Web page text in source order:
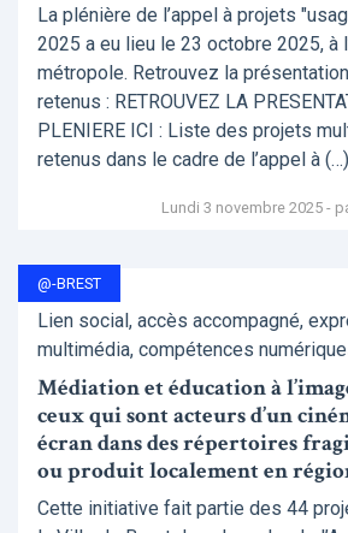
La plénière de l’appel à projets
2025 a eu lieu le 23 octobre 2025, à
métropole. Retrouvez la
retenus : RETROUVEZ LA
PLENIERE ICI : Liste des projets
retenus dans le cadre de l’appel à (…)
Lundi 3 novembre 2025 -
@-BREST
Lien social, accès accompagné,
multimédia, compétences
Médiation et éducation à
ceux qui sont acteurs d’un
écran dans des répertoires
ou produit localement en
Cette initiative fait partie des 44